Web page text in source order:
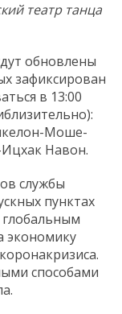
театр танца
обновлены
зафиксирован
в 13:00
Моше-
Навон.
службы
пунктах
глобальным
экономику
способами